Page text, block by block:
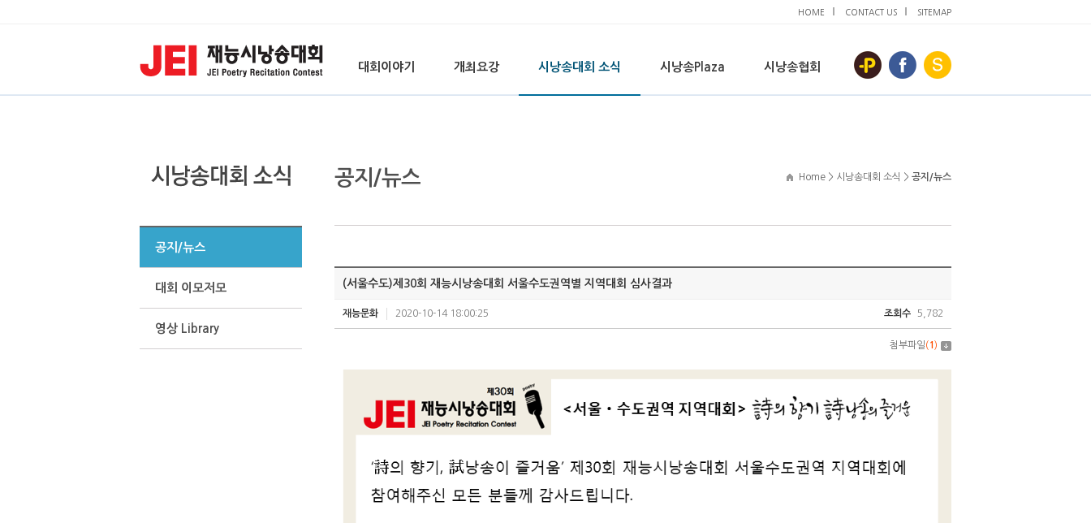
HOME CONTACT US SITEMAP
대회이야기 개최요강 시낭송대회 소식 시낭송Plaza 시낭송협회
공지/뉴스
대회 이모저모
영상 Library
공지/뉴스 Home > 시낭송대회 소식 > 공지/뉴스
(서울수도)제30회 재능시낭송대회 서울수도권역별 지역대회 심사결과
재능문화 2020-10-14 18:00:25 조회수 5,782
첨부파일(1 )